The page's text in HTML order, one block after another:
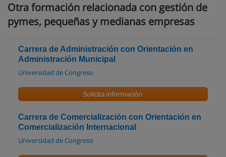
Otra formación relacionada con gestión de
pymes, pequeñas y medianas empresas
Carrera de Administración con Orientación en
Administración Municipal
Universidad de Congreso
Solicita información
Carrera de Comercialización con Orientación en
Comercialización Internacional
Universidad de Congreso